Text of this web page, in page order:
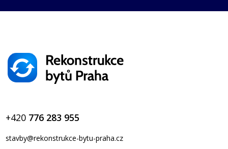
+420 776 283 955
stavby@rekonstrukce-bytu-praha.cz